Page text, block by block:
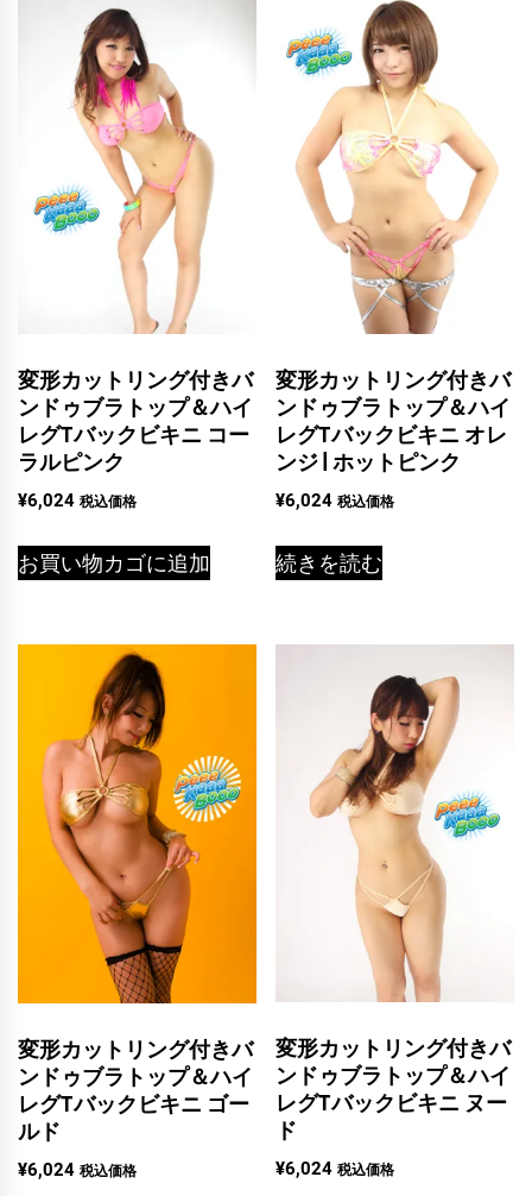
変形カットリング付きバ
ンドゥブラトップ＆ハイ
レグTバックビキニ コー
ラルピンク
¥6,024 税込価格
お買い物カゴに追加
変形カットリング付きバ
ンドゥブラトップ＆ハイ
レグTバックビキニ オレ
ンジ | ホットピンク
¥6,024 税込価格
続きを読む
変形カットリング付きバ
ンドゥブラトップ＆ハイ
レグTバックビキニ ゴー
ルド
¥6,024 税込価格
変形カットリング付きバ
ンドゥブラトップ＆ハイ
レグTバックビキニ ヌー
ド
¥6,024 税込価格